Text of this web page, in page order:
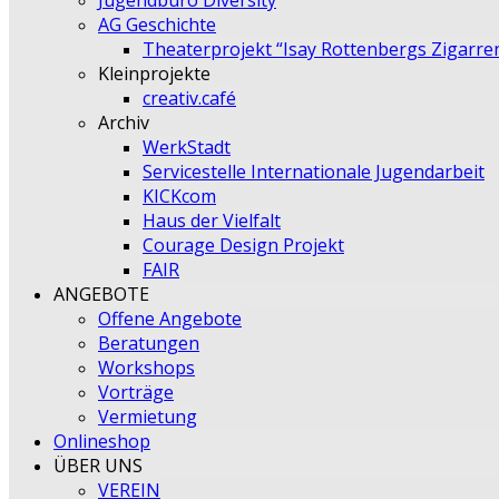
AG Geschichte
Theaterprojekt “Isay Rottenbergs
Kleinprojekte
creativ.café
Archiv
WerkStadt
Servicestelle Internationale Jugendarbeit
KICKcom
Haus der Vielfalt
Courage Design Projekt
FAIR
ANGEBOTE
Offene Angebote
Beratungen
Workshops
Vorträge
Vermietung
Onlineshop
ÜBER UNS
VEREIN